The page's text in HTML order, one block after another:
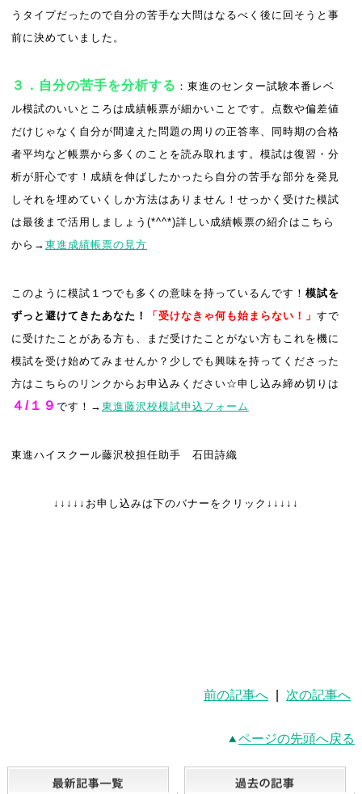
うタイプだったので自分の苦手な大問はなるべく後に回そうと事
前に決めていました。
３．自分の苦手を分析する ：東進のセンター試験本番レベ
ル模試のいいところは成績帳票が細かいことです。点数や偏差値
だけじゃなく自分が間違えた問題の周りの正答率、同時期の合格
者平均など帳票から多くのことを読み取れます。模試は復習・分
析が肝心です！成績を伸ばしたかったら自分の苦手な部分を発見
しそれを埋めていくしか方法はありません！せっかく受けた模試
は最後まで活用しましょう(*^^*)詳しい成績帳票の紹介はこちら
から→ 東進成績帳票の見方
このように模試１つでも多くの意味を持っているんです！ 模試を
ずっと避けてきたあなた！
「受けなきゃ何も始まらない！」 すで
に受けたことがある方も、まだ受けたことがない方もこれを機に
模試を受け始めてみませんか？少しでも興味を持ってくださった
方はこちらのリンクからお申込みください☆申し込み締め切りは
４/１９ です！→ 東進藤沢校模試申込フォーム
東進ハイスクール藤沢校担任助手 石田詩織
↓↓↓↓↓お申し込みは下のバナーをクリック↓↓↓↓↓
前の記事へ 次の記事へ
ページの先頭へ戻る
最新記事一覧